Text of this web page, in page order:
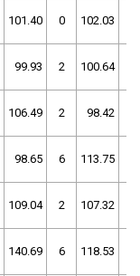
101.40 0 102.03
99.93 2 100.64
106.49 2 98.42
98.65 6 113.75
109.04 2 107.32
140.69 6 118.53